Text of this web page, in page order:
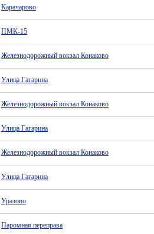
Карачарово
ПМК-15
Железнодорожный вокзал Конаково
Улица Гагарина
Железнодорожный вокзал Конаково
Улица Гагарина
Железнодорожный вокзал Конаково
Улица Гагарина
Уразово
Паромная переправа